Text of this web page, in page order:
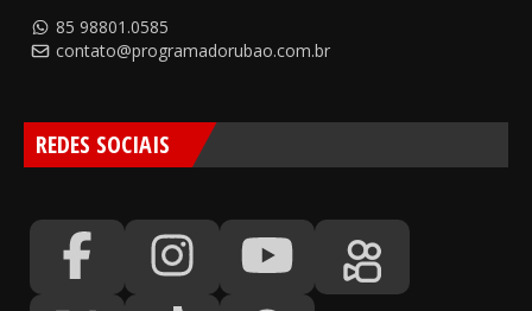
85 98801.0585
contato@programadorubao.com.br
REDES SOCIAIS